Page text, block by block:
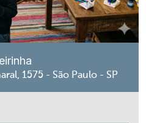
1575 - São Paulo - SP